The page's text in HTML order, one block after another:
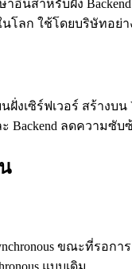
อื่นสำหรับฝั่ง
ก ใช้โดยบริษัทอย่าง
ฝั่งเซิร์ฟเวอร์ สร้าง
Backend ลดความ
ขณะที่รอ
แบบเดิม